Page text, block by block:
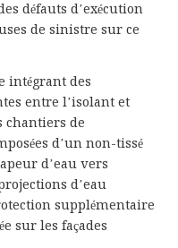
défauts d’exécution
de sinistre sur ce
intégrant des
entre l’isolant et
chantiers de
d’un non-tissé
d’eau vers
d’eau
supplémentaire
sur les façades